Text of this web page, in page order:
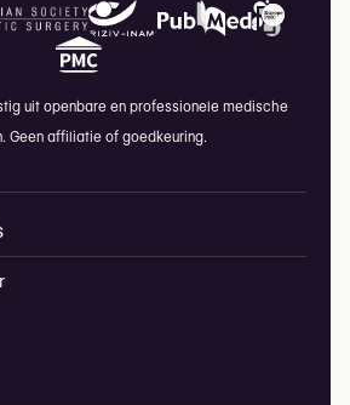
uit openbare en professionele medische
Geen affiliatie of goedkeuring.